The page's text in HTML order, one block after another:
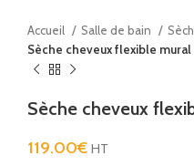
Accueil Salle de bain
Sèche cheveux flexible
Sèche cheveux
119.00€ HT